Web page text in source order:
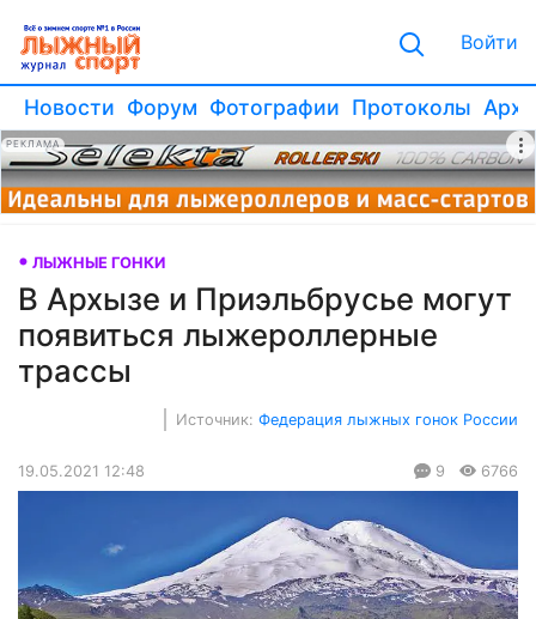
Войти
Новости Форум Фотографии Протоколы
РЕКЛАМА
ЛЫЖНЫЕ ГОНКИ
В Архызе и Приэльбрусье могут
появиться лыжероллерные
трассы
Источник: Федерация лыжных гонок России
19.05.2021 12:48 9 6766